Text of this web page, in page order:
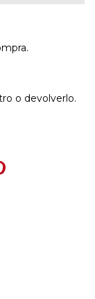
o devolverlo.